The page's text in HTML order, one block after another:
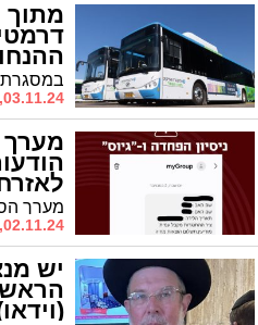
מתוך
03.11.24, מערכת האתר
מערך
02.11.24, מערכת האתר
יש